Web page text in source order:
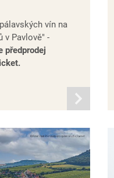
vín na
v Pavlově" -
předprodej